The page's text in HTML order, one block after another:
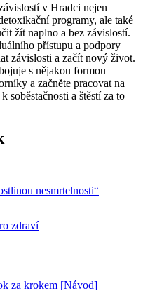
v Hradci nejen
programy, ale také
žít naplno a bez závislostí.
přístupu a podpory
závislosti a začít nový život.
s nějakou formou
a začněte pracovat na
soběstačnosti a štěstí za to
nesmrtelnosti“
zdraví